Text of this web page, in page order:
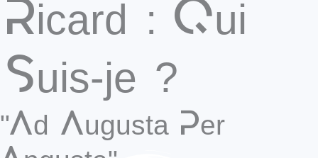
Ricard : Qui
Suis-je ?
"Ad Augusta Per